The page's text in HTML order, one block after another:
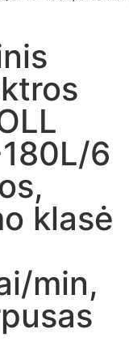
6
klasė
min,